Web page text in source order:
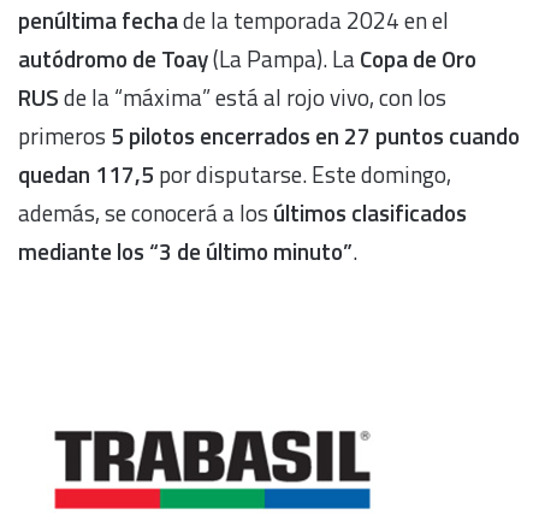
penúltima fechade la temporada 2024 en el
autódromo de Toay(La Pampa). LaCopa de Oro
RUSde la “máxima” está al rojo vivo, con los
primeros 5 pilotos encerrados en 27 puntos cuando
quedan 117,5 por disputarse. Este domingo,
además, se conocerá a los últimos clasificados
mediante los “3 de último minuto”.